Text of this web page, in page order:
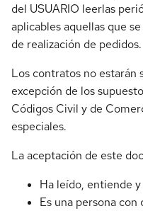
del USUARIO leerlas
aplicables aquellas que
de realización de pedidos.
Los contratos no estarán
excepción de los
Códigos Civil y de
especiales.
La aceptación de este
Ha leído, entiende
Es una persona